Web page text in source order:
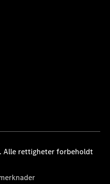
Alle rettigheter forbeholdt